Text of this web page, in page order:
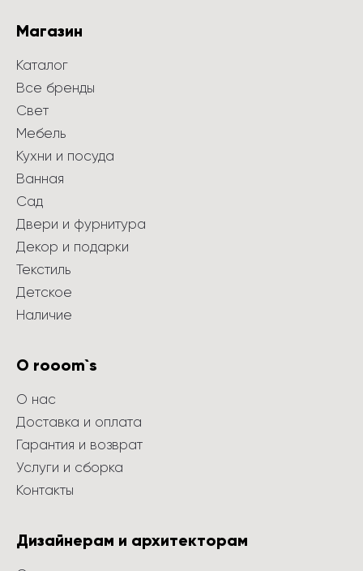
Магазин
Каталог
Все бренды
Свет
Мебель
Кухни и посуда
Ванная
Сад
Двери и фурнитура
Декор и подарки
Текстиль
Детское
Наличие
О rooom`s
О нас
Доставка и оплата
Гарантия и возврат
Услуги и сборка
Контакты
Дизайнерам и архитекторам